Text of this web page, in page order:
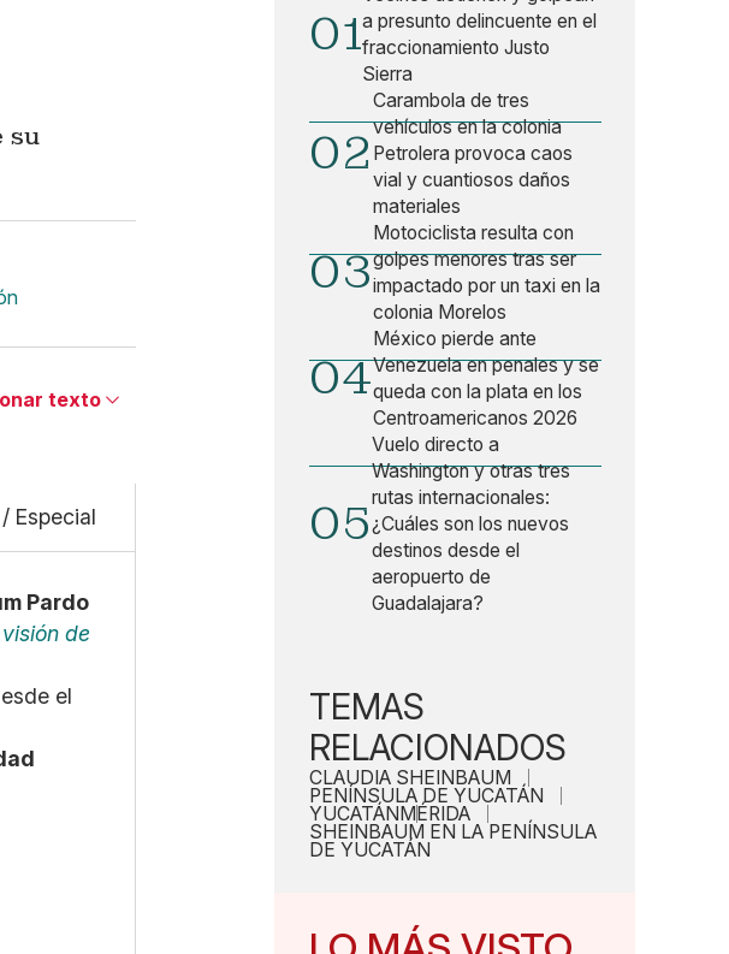
su
texto
Especial
Pardo
de
el
01a presunto delincuente en el
fraccionamiento Justo
Sierra
02
Carambola de tres
vehículos en la colonia
Petrolera provoca caos
vial y cuantiosos daños
materiales
03
Motociclista resulta con
golpes menores tras ser
impactado por un taxi en la
colonia Morelos
04
México pierde ante
Venezuela en penales y se
queda con la plata en los
Centroamericanos 2026
05
Vuelo directo a
Washington y otras tres
rutas internacionales:
¿Cuáles son los nuevos
destinos desde el
aeropuerto de
Guadalajara?
TEMAS
RELACIONADOS
CLAUDIA SHEINBAUM
PENÍNSULA DE YUCATÁN
YUCATÁNMÉRIDA
SHEINBAUM EN LA PENÍNSULA
DE YUCATÁN